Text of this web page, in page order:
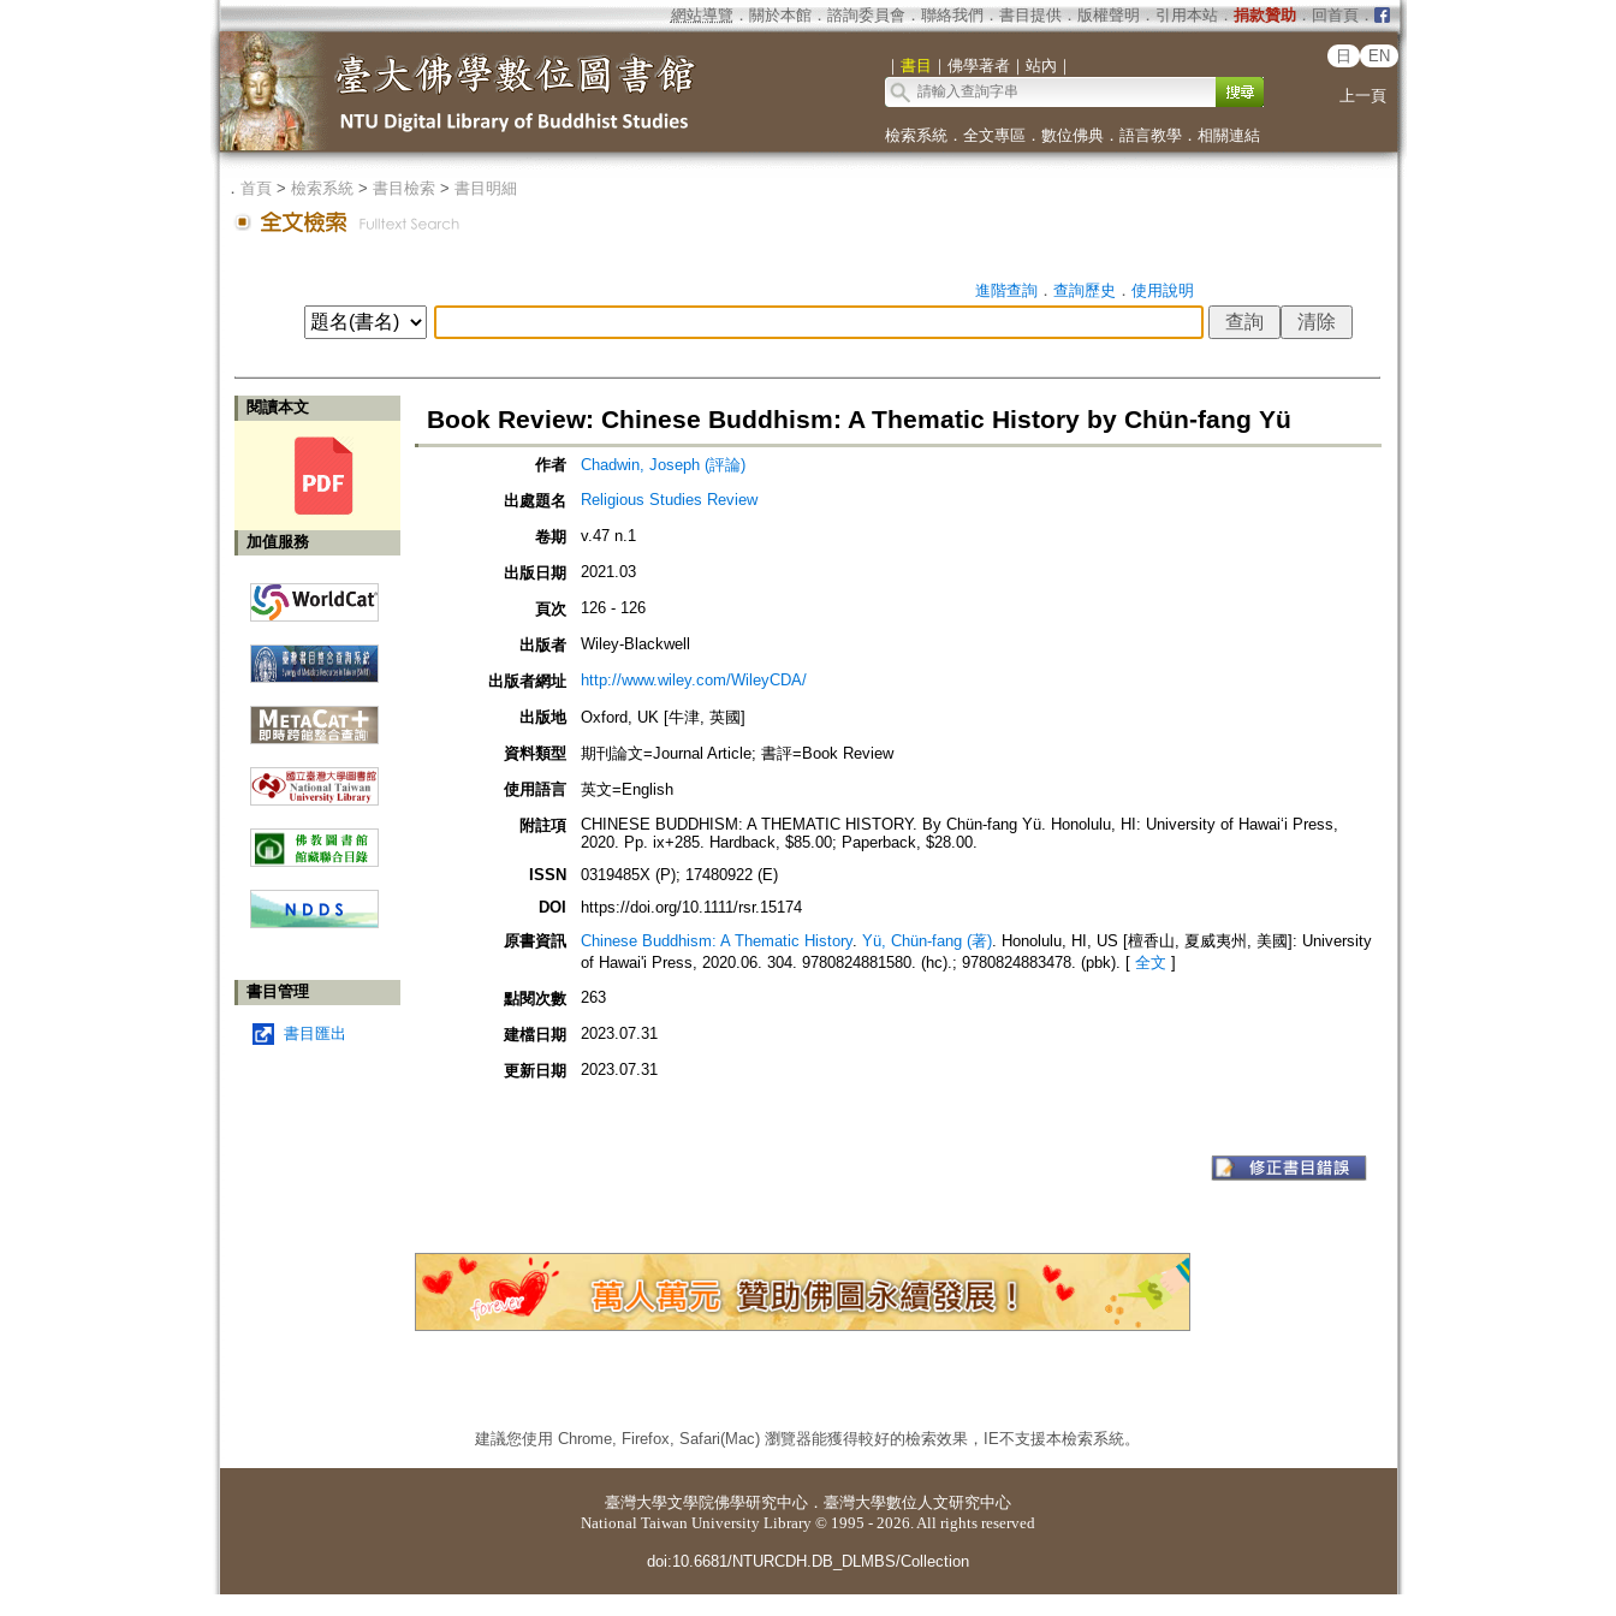
網站導覽 ． 關於本館． 諮詢委員會． 聯絡我們 ． 書目提供． 版權聲明 ． 引用本站． 捐款贊助．回首頁．
｜ 書目 ｜ 佛學著者｜ 站內 ｜
日 EN
上一頁
檢索系統． 全文專區 ． 數位佛典． 語言教學． 相關連結
． 首頁> 檢索系統> 書目檢索> 書目明細
進階查詢． 查詢歷史 ． 使用說明
閱讀本文
加值服務
書目管理
書目匯出
Book Review: Chinese Buddhism: A Thematic History by Chün-fang Yü
作者
Chadwin, Joseph (評論)
出處題名
Religious Studies Review
卷期 v.47 n.1
出版日期 2021.03
頁次 126 - 126
出版者 Wiley-Blackwell
出版者網址 http://www.wiley.com/WileyCDA/
出版地
Oxford, UK [牛津, 英國]
資料類型
期刊論文=Journal Article; 書評=Book Review
使用語言
英文=English
附註項
CHINESE BUDDHISM: A THEMATIC HISTORY. By Chün-fang Yü. Honolulu, HI: University of Hawai‘i Press,
2020. Pp. ix+285. Hardback, $85.00; Paperback, $28.00.
ISSN
0319485X (P); 17480922 (E)
DOI
https://doi.org/10.1111/rsr.15174
原書資訊
Chinese Buddhism: A Thematic History. Yü, Chün-fang (著). Honolulu, HI, US [檀香山, 夏威夷州, 美國]: University
of Hawai'i Press, 2020.06. 304. 9780824881580. (hc).; 9780824883478. (pbk). [ 全文 ]
點閱次數
263
建檔日期 2023.07.31
更新日期 2023.07.31
建議您使用 Chrome, Firefox, Safari(Mac) 瀏覽器能獲得較好的檢索效果，IE不支援本檢索系統。
臺灣大學文學院佛學研究中心 ． 臺灣大學數位人文研究中心
National Taiwan University Library © 1995 - 2026. All rights reserved
doi:10.6681/NTURCDH.DB_DLMBS/Collection